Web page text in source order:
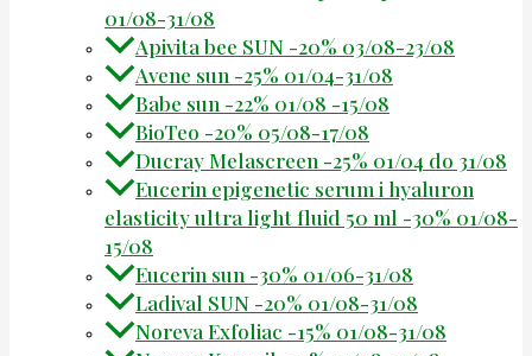
01/08-31/08
Apivita bee SUN -20% 03/08-23/08
Avene sun -25% 01/04-31/08
Babe sun -22% 01/08 -15/08
BioTeo -20% 05/08-17/08
Ducray Melascreen -25% 01/04 do 31/08
Eucerin epigenetic serum i hyaluron
elasticity ultra light fluid 50 ml -30% 01/08-
15/08
Eucerin sun -30% 01/06-31/08
Ladival SUN -20% 01/08-31/08
Noreva Exfoliac -15% 01/08-31/08